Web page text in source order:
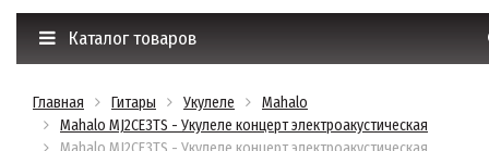
Каталог товаров
Главная Гитары Укулеле
Mahalo
Mahalo MJ2CE3TS - Укулеле концерт электроакустическая